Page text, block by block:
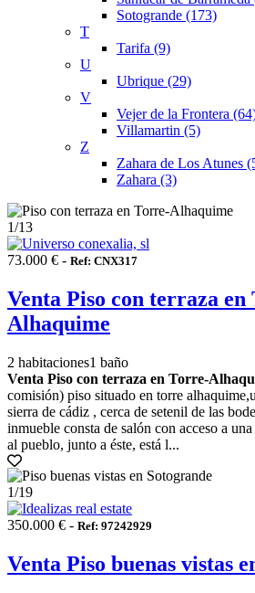
Sotogrande (173)
T
Tarifa (9)
U
Ubrique (29)
V
Vejer de la Frontera
Villamartin (5)
Z
Zahara de Los Atunes
Zahara (3)
1/13
73.000 € - Ref: CNX317
Venta Piso con terraza en
Alhaquime
2 habitaciones1 baño
Venta Piso con terraza en Torre-
comisión) piso situado en torre
sierra de cádiz , cerca de setenil de las
inmueble consta de salón con acceso a
al pueblo, junto a éste, está l...
1/19
350.000 € - Ref: 97242929
Venta Piso buenas vistas